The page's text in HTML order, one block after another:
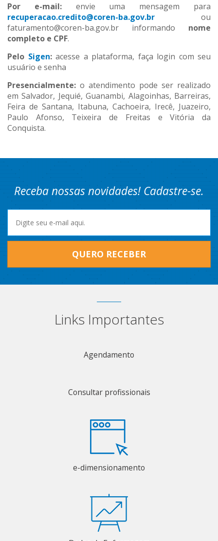
Por e-mail:envie uma mensagem para
recuperacao.credito@coren-ba.gov.br ou
faturamento@coren-ba.gov.br informando nome
completo e CPF.
Pelo Sigen:acesse a plataforma, faça login com seu
usuário e senha
Presencialmente: o atendimento pode ser realizado
em Salvador, Jequié, Guanambi, Alagoinhas, Barreiras,
Feira de Santana, Itabuna, Cachoeira, Irecê, Juazeiro,
Paulo Afonso, Teixeira de Freitas e Vitória da
Conquista.
Receba nossas novidades! Cadastre-se.
QUERO RECEBER
Links Importantes
Agendamento
Consultar profissionais
e-dimensionamento